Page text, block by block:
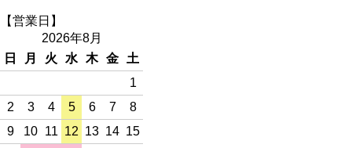
【営業日】
2026年8月
日
月 火 水 木 金
土
1
2
3 4 5 6 7
8
9
10 11 12 13 14 15